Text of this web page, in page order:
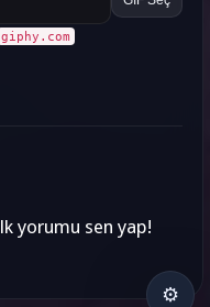
⚙
giphy.com
yorumu sen yap!